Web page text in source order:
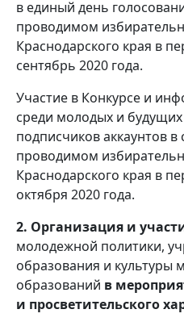
в единый день
проводимом
Краснодарского края в
сентябрь 2020 года.
Участие в Конкурсе и
среди молодых и
подписчиков аккаунтов в
проводимом
Краснодарского края в
октября 2020 года.
2. Организация и
молодежной политики,
образования и культуры
образований в
и просветительского